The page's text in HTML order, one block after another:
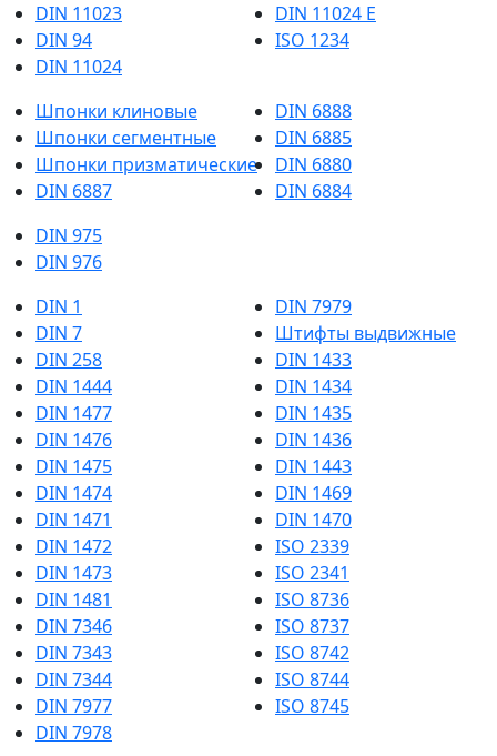
DIN 11023
DIN 94
DIN 11024
DIN 11024 E
ISO 1234
Шпонки клиновые
Шпонки сегментные
Шпонки призматические
DIN 6887
DIN 6888
DIN 6885
DIN 6880
DIN 6884
DIN 975
DIN 976
DIN 1
DIN 7
DIN 258
DIN 1444
DIN 1477
DIN 1476
DIN 1475
DIN 1474
DIN 1471
DIN 1472
DIN 1473
DIN 1481
DIN 7346
DIN 7343
DIN 7344
DIN 7977
DIN 7978
DIN 7979
Штифты выдвижные
DIN 1433
DIN 1434
DIN 1435
DIN 1436
DIN 1443
DIN 1469
DIN 1470
ISO 2339
ISO 2341
ISO 8736
ISO 8737
ISO 8742
ISO 8744
ISO 8745